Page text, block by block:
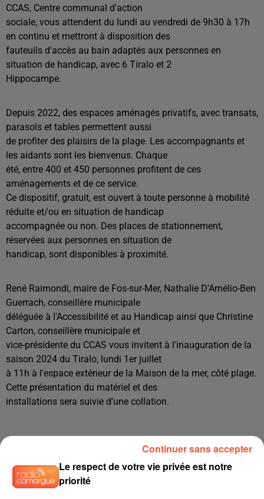
CCAS, Centre communal d'action
sociale, vous attendent du lundi au vendredi de 9h30 à 17h
en continu et mettront à disposition des
fauteuils d'accès au bain adaptés aux personnes en
situation de handicap, avec 6 Tiralo et 2
Hippocampe.
Depuis 2022, des espaces aménagés privatifs, avec transats,
parasols et tables permettent aussi
de profiter des plaisirs de la plage. Les accompagnants et
les aidants sont les bienvenus. Chaque
été, entre 400 et 450 personnes profitent de ces
aménagements et de ce service.
Ce dispositif, gratuit, est ouvert à toute personne à mobilité
réduite et/ou en situation de handicap
accompagnée ou non. Des places de stationnement,
réservées aux personnes en situation de
handicap, sont disponibles à proximité.
René Raimondi, maire de Fos-sur-Mer, Nathalie D'Amélio-Ben
Guerrach, conseillère municipale
déléguée à l'Accessibilité et au Handicap ainsi que Christine
Carton, conseillère municipale et
vice-présidente du CCAS vous invitent à l'inauguration de la
saison 2024 du Tiralo, lundi 1er juillet
à 11h à l'espace extérieur de la Maison de la mer, côté plage.
Cette présentation du matériel et des
installations sera suivie d'une collation.
Source: fosurmer.fr
Le respect de votre vie privée est notre
priorité
Continuer sans accepter